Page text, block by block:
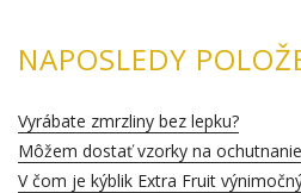
NAPOSLEDY
Vyrábate zmrzliny bez lepku?
Môžem dostať vzorky na
V čom je kýblik Extra Fruit